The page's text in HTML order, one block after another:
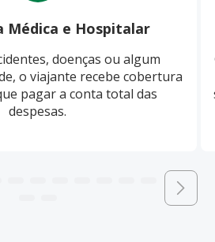
Médica e Hospitalar
doenças ou algum
o viajante recebe cobertura
pagar a conta total das
despesas.